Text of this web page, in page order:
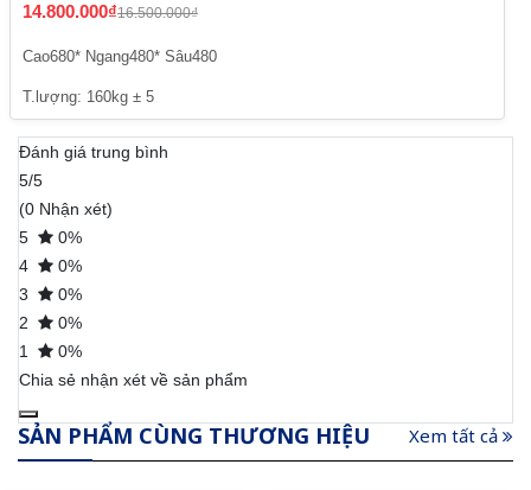
14.800.000₫16.500.000₫
Cao680* Ngang480* Sâu480
T.lượng: 160kg ± 5
Đánh giá trung bình
5/5
(0 Nhận xét)
5
0%
4
0%
3
0%
2
0%
1
0%
Chia sẻ nhận xét về sản phẩm
SẢN PHẨM CÙNG THƯƠNG HIỆU Xem tất cả